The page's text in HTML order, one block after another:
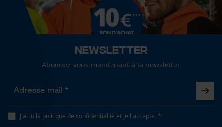
Newsletter
Abonnez-vous maintenant à la newsletter
J'ai lu la politique de confidentialité et je l'accepte. *